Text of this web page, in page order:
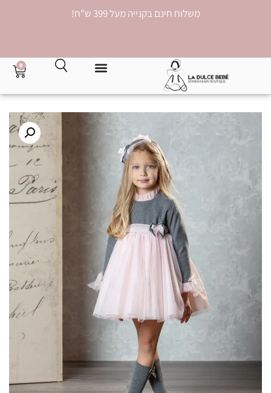
משלוח חינם בקנייה מעל 399 ש"ח!
0